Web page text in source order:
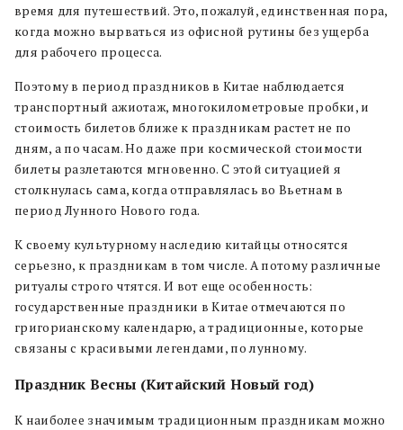
время для путешествий. Это, пожалуй, единственная пора,
когда можно вырваться из офисной рутины без ущерба
для рабочего процесса.
Поэтому в период праздников в Китае наблюдается
транспортный ажиотаж, многокилометровые пробки, и
стоимость билетов ближе к праздникам растет не по
дням, а по часам. Но даже при космической стоимости
билеты разлетаются мгновенно. С этой ситуацией я
столкнулась сама, когда отправлялась во Вьетнам в
период Лунного Нового года.
К своему культурному наследию китайцы относятся
серьезно, к праздникам в том числе. А потому различные
ритуалы строго чтятся. И вот еще особенность:
государственные праздники в Китае отмечаются по
григорианскому календарю, а традиционные, которые
связаны с красивыми легендами, по лунному.
Праздник Весны (Китайский Новый год)
К наиболее значимым традиционным праздникам можно